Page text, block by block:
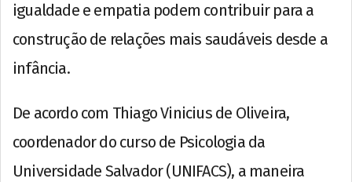
igualdade e empatia podem contribuir para a
construção de relações mais saudáveis desde a
infância.
De acordo com Thiago Vinicius de Oliveira,
coordenador do curso de Psicologia da
Universidade Salvador (UNIFACS), a maneira